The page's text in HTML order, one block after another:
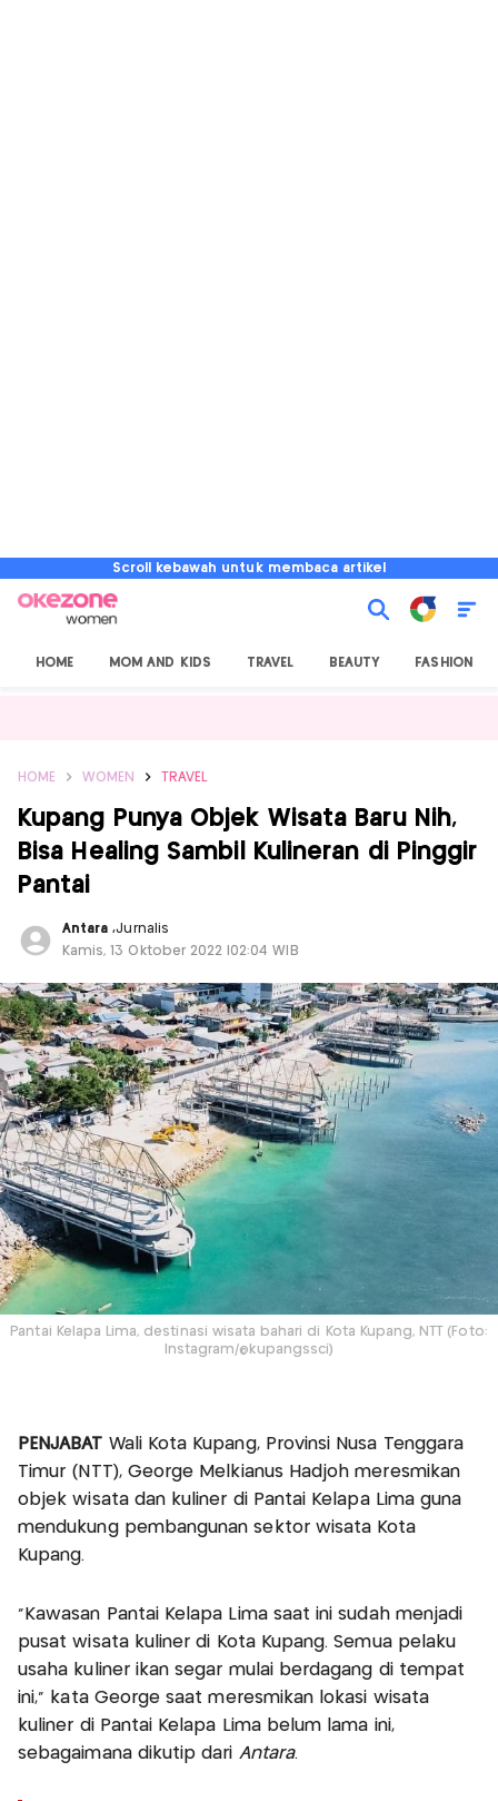
Scroll kebawah untuk membaca artikel
HOME MOM AND KIDS TRAVEL BEAUTY FASHION
HOME WOMEN TRAVEL
Kupang Punya Objek Wisata Baru Nih,
Bisa Healing Sambil Kulineran di Pinggir
Pantai
Antara,Jurnalis
Kamis, 13 Oktober 2022 |02:04 WIB
Pantai Kelapa Lima, destinasi wisata bahari di Kota Kupang, NTT (Foto:
Instagram/@kupangssci)
PENJABAT Wali Kota Kupang, Provinsi Nusa Tenggara
Timur (NTT), George Melkianus Hadjoh meresmikan
objek wisata dan kuliner di Pantai Kelapa Lima guna
mendukung pembangunan sektor wisata Kota
Kupang.
"Kawasan Pantai Kelapa Lima saat ini sudah menjadi
pusat wisata kuliner di Kota Kupang. Semua pelaku
usaha kuliner ikan segar mulai berdagang di tempat
ini," kata George saat meresmikan lokasi wisata
kuliner di Pantai Kelapa Lima belum lama ini,
sebagaimana dikutip dari Antara.